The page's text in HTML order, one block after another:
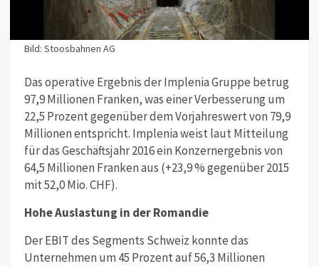
Bild: Stoosbahnen AG
Das operative Ergebnis der Implenia Gruppe betrug
97,9 Millionen Franken, was einer Verbesserung um
22,5 Prozent gegenüber dem Vorjahreswert von 79,9
Millionen entspricht. Implenia weist laut Mitteilung
für das Geschäftsjahr 2016 ein Konzernergebnis von
64,5 Millionen Franken aus (+23,9 % gegenüber 2015
mit 52,0 Mio. CHF).
Hohe Auslastung in der Romandie
Der EBIT des Segments Schweiz konnte das
Unternehmen um 45 Prozent auf 56,3 Millionen